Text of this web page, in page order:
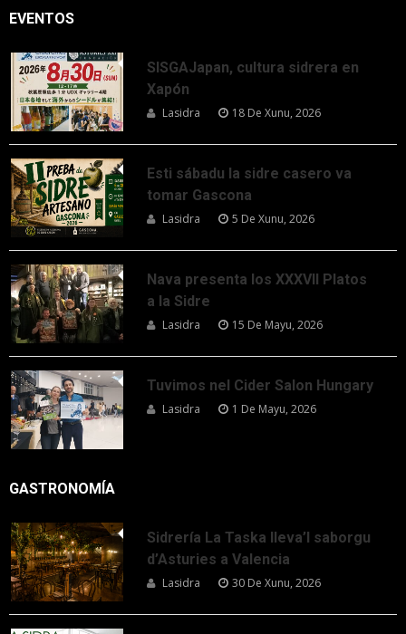
EVENTOS
SISGAJapan, cultura sidrera en
Xapón
Lasidra 18 De Xunu, 2026
Esti sábadu la sidre casero va
tomar Gascona
Lasidra 5 De Xunu, 2026
Nava presenta los XXXVII Platos
a la Sidre
Lasidra 15 De Mayu, 2026
Tuvimos nel Cider Salon Hungary
Lasidra 1 De Mayu, 2026
GASTRONOMÍA
Sidrería La Taska lleva’l saborgu
d’Asturies a Valencia
Lasidra 30 De Xunu, 2026